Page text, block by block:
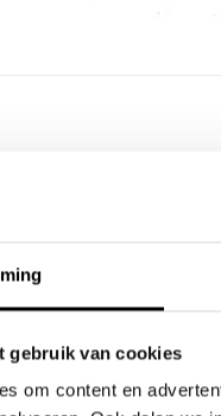
gebruik van cookies
om content en